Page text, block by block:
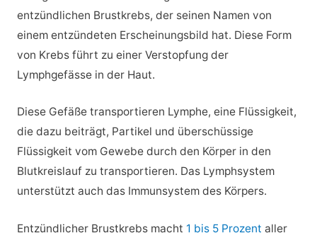
entzündlichen Brustkrebs, der seinen Namen von
einem entzündeten Erscheinungsbild hat. Diese Form
von Krebs führt zu einer Verstopfung der
Lymphgefässe in der Haut.
Diese Gefäße transportieren Lymphe, eine Flüssigkeit,
die dazu beiträgt, Partikel und überschüssige
Flüssigkeit vom Gewebe durch den Körper in den
Blutkreislauf zu transportieren. Das Lymphsystem
unterstützt auch das Immunsystem des Körpers.
Entzündlicher Brustkrebs macht 1 bis 5 Prozent aller